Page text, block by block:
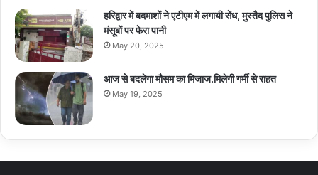
हरिद्वार में बदमाशों ने एटीएम में लगायी सेंध, मुस्तैद पुलिस ने
मंसूबों पर फेरा पानी
May 20, 2025
आज से बदलेगा मौसम का मिजाज.मिलेगी गर्मी से राहत
May 19, 2025